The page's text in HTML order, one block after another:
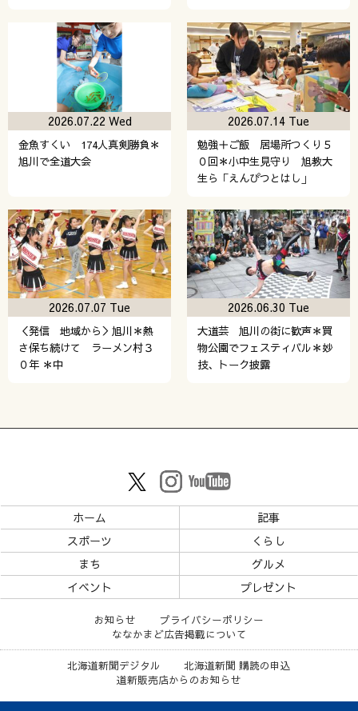
金魚すくい 174人真剣勝負＊
旭川で全道大会
2026.07.22 Wed
勉強＋ご飯 居場所つくり５
０回＊小中生見守り 旭教大
生ら「えんぴつとはし」
2026.07.14 Tue
＜発信 地域から＞旭川＊熱
さ保ち続けて ラーメン村３
０年 ＊中
2026.07.07 Tue
大道芸 旭川の街に歓声＊買
物公園でフェスティバル＊妙
技、トーク披露
2026.06.30 Tue
ホーム
記事
スポーツ
くらし
まち
グルメ
イベント
プレゼント
お知らせ
プライバシーポリシー
ななかまど広告掲載について
北海道新聞デジタル
北海道新聞 購読の申込
道新販売店からのお知らせ